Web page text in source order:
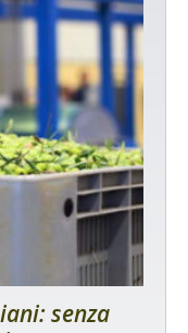
senza